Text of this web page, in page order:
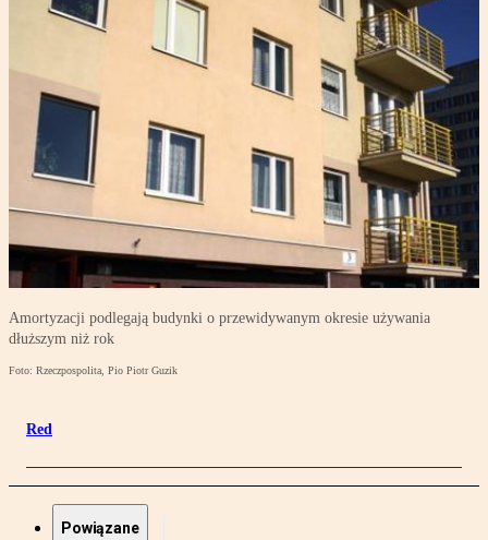
Amortyzacji podlegają budynki o przewidywanym okresie używania
dłuższym niż rok
Foto: Rzeczpospolita, Pio Piotr Guzik
Red
Powiązane